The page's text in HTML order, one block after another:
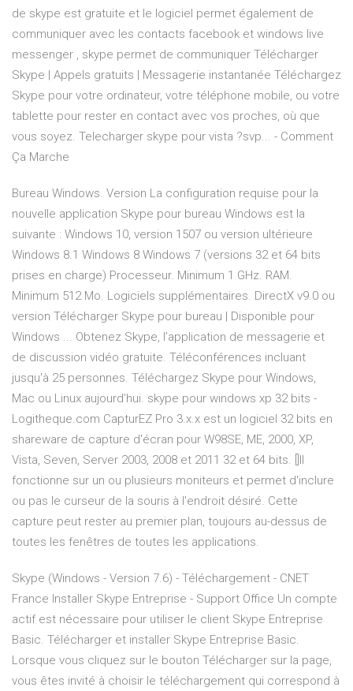
de skype est gratuite et le logiciel permet également de
communiquer avec les contacts facebook et windows live
messenger , skype permet de communiquer Télécharger
Skype | Appels gratuits | Messagerie instantanée Téléchargez
Skype pour votre ordinateur, votre téléphone mobile, ou votre
tablette pour rester en contact avec vos proches, où que
vous soyez. Telecharger skype pour vista ?svp... - Comment
Ça Marche
Bureau Windows. Version La configuration requise pour la
nouvelle application Skype pour bureau Windows est la
suivante : Windows 10, version 1507 ou version ultérieure
Windows 8.1 Windows 8 Windows 7 (versions 32 et 64 bits
prises en charge) Processeur. Minimum 1 GHz. RAM.
Minimum 512 Mo. Logiciels supplémentaires. DirectX v9.0 ou
version Télécharger Skype pour bureau | Disponible pour
Windows ... Obtenez Skype, l’application de messagerie et
de discussion vidéo gratuite. Téléconférences incluant
jusqu'à 25 personnes. Téléchargez Skype pour Windows,
Mac ou Linux aujourd’hui. skype pour windows xp 32 bits -
Logitheque.com CapturEZ Pro 3.x.x est un logiciel 32 bits en
shareware de capture d'écran pour W98SE, ME, 2000, XP,
Vista, Seven, Server 2003, 2008 et 2011 32 et 64 bits. []Il
fonctionne sur un ou plusieurs moniteurs et permet d'inclure
ou pas le curseur de la souris à l'endroit désiré. Cette
capture peut rester au premier plan, toujours au-dessus de
toutes les fenêtres de toutes les applications.
Skype (Windows - Version 7.6) - Téléchargement - CNET
France Installer Skype Entreprise - Support Office Un compte
actif est nécessaire pour utiliser le client Skype Entreprise
Basic. Télécharger et installer Skype Entreprise Basic.
Lorsque vous cliquez sur le bouton Télécharger sur la page,
vous êtes invité à choisir le téléchargement qui correspond à